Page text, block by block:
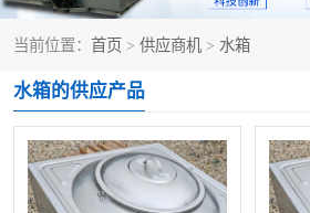
当前位置： 首页 > 供应商机 > 水箱
水箱的供应产品
板式换热器